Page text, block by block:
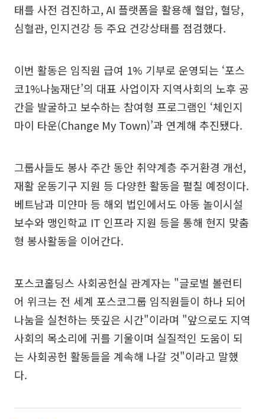
태를 사전 검진하고, AI 플랫폼을 활용해 혈압, 혈당,
심혈관, 인지건강 등 주요 건강상태를 점검했다.
이번 활동은 임직원 급여 1% 기부로 운영되는 ‘포스
코1%나눔재단’의 대표 사업이자 지역사회의 노후 공
간을 발굴하고 보수하는 참여형 프로그램인 ‘체인지
마이 타운(Change My Town)’과 연계해 추진됐다.
그룹사들도 봉사 주간 동안 취약계층 주거환경 개선,
재활 운동기구 지원 등 다양한 활동을 펼칠 예정이다.
베트남과 미얀마 등 해외 법인에서도 아동 놀이시설
보수와 맹인학교 IT 인프라 지원 등을 통해 현지 맞춤
형 봉사활동을 이어간다.
포스코홀딩스 사회공헌실 관계자는 "글로벌 볼런티
어 위크는 전 세계 포스코그룹 임직원들이 하나 되어
나눔을 실천하는 뜻깊은 시간"이라며 "앞으로도 지역
사회의 목소리에 귀를 기울이며 실질적인 도움이 되
는 사회공헌 활동들을 계속해 나갈 것"이라고 말했
다.